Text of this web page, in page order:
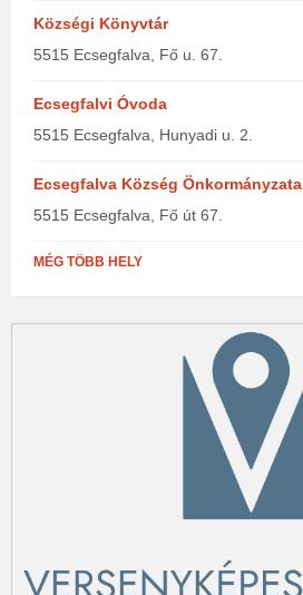
Községi Könyvtár
5515 Ecsegfalva, Fő u. 67.
Ecsegfalvi Óvoda
5515 Ecsegfalva, Hunyadi u. 2.
Ecsegfalva Község Önkormányzata
5515 Ecsegfalva, Fő út 67.
MÉG TÖBB HELY